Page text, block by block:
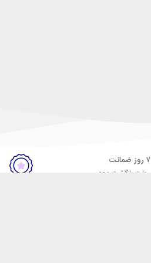
۷ روز ضمانت
مهلت بازگشت وجه